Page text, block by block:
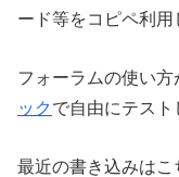
ード等をコピペ利用
フォーラムの使い方
ックで自由にテスト
最近の書き込みはこ